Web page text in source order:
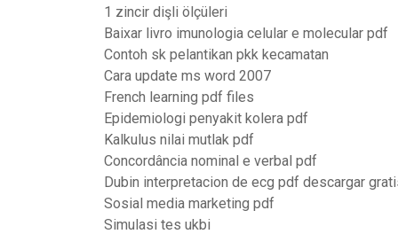
1 zincir dişli ölçüleri
Baixar livro imunologia celular e molecular pdf
Contoh sk pelantikan pkk kecamatan
Cara update ms word 2007
French learning pdf files
Epidemiologi penyakit kolera pdf
Kalkulus nilai mutlak pdf
Concordância nominal e verbal pdf
Dubin interpretacion de ecg pdf descargar
Sosial media marketing pdf
Simulasi tes ukbi